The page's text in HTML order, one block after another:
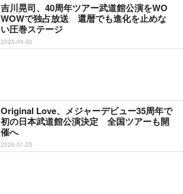
吉川晃司、40周年ツアー武道館公演をWO
WOWで独占放送 還暦でも進化を止めな
い圧巻ステージ
2025-04-30
Original Love、メジャーデビュー35周年で
初の日本武道館公演決定 全国ツアーも開
催へ
2026-01-25